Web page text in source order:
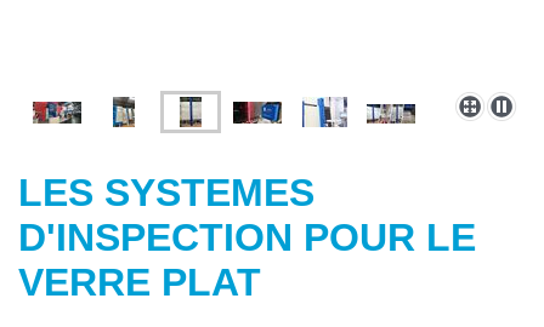
LES SYSTEMES
D'INSPECTION POUR LE
VERRE PLAT